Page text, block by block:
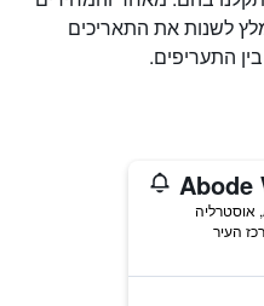
לשנות את התאריכים
התעריפים.
Abode